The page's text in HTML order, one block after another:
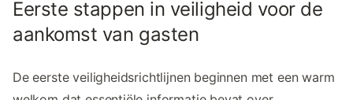
Eerste stappen in veiligheid voor de
aankomst van gasten
De eerste veiligheidsrichtlijnen beginnen met een warm